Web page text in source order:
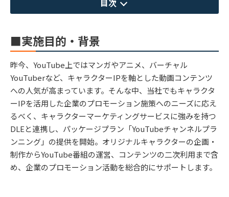
■実施目的・背景
昨今、YouTube上ではマンガやアニメ、バーチャル
YouTuberなど、キャラクターIPを軸とした動画コンテンツ
への人気が高まっています。そんな中、当社でもキャラクタ
ーIPを活用した企業のプロモーション施策へのニーズに応え
るべく、キャラクターマーケティングサービスに強みを持つ
DLEと連携し、パッケージプラン「YouTubeチャンネルプラ
ンニング」の提供を開始。オリジナルキャラクターの企画・
制作からYouTube番組の運営、コンテンツの二次利用まで含
め、企業のプロモーション活動を総合的にサポートします。